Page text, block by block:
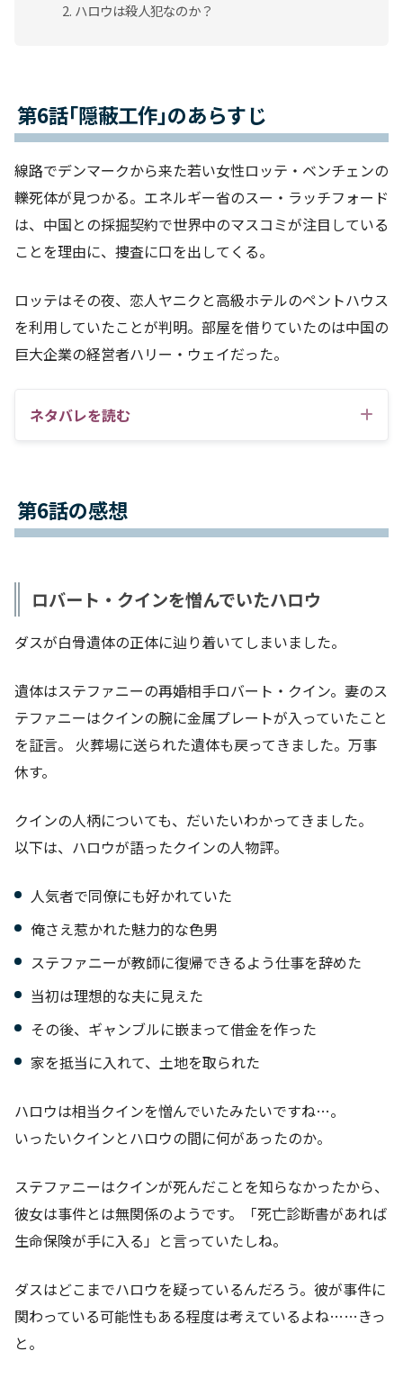
ハロウは殺人犯なのか？
第6話｢隠蔽工作｣のあらすじ
線路でデンマークから来た若い女性ロッテ・ベンチェンの
轢死体が見つかる。エネルギー省のスー・ラッチフォード
は、中国との採掘契約で世界中のマスコミが注目している
ことを理由に、捜査に口を出してくる。
ロッテはその夜、恋人ヤニクと高級ホテルのペントハウス
を利用していたことが判明。部屋を借りていたのは中国の
巨大企業の経営者ハリー・ウェイだった。
ネタバレを読む
第6話の感想
ロバート・クインを憎んでいたハロウ
ダスが白骨遺体の正体に辿り着いてしまいました。
遺体はステファニーの再婚相手ロバート・クイン。妻のス
テファニーはクインの腕に金属プレートが入っていたこと
を証言。 火葬場に送られた遺体も戻ってきました。万事
休す。
クインの人柄についても、だいたいわかってきました。
以下は、ハロウが語ったクインの人物評。
人気者で同僚にも好かれていた
俺さえ惹かれた魅力的な色男
ステファニーが教師に復帰できるよう仕事を辞めた
当初は理想的な夫に見えた
その後、ギャンブルに嵌まって借金を作った
家を抵当に入れて、土地を取られた
ハロウは相当クインを憎んでいたみたいですね…。
いったいクインとハロウの間に何があったのか。
ステファニーはクインが死んだことを知らなかったから、
彼女は事件とは無関係のようです。「死亡診断書があれば
生命保険が手に入る」と言っていたしね。
ダスはどこまでハロウを疑っているんだろう。彼が事件に
関わっている可能性もある程度は考えているよね……きっ
と。